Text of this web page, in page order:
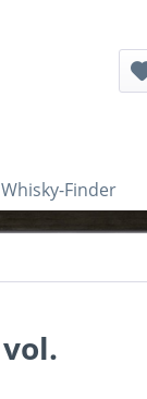
Whisky-Finder